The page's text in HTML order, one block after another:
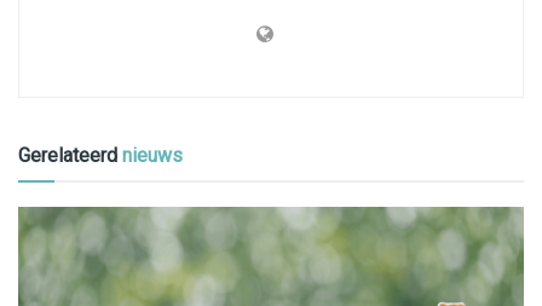
Gerelateerd nieuws